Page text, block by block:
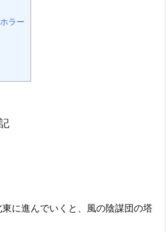
ラー
に進んでいくと、風の陰謀団の塔